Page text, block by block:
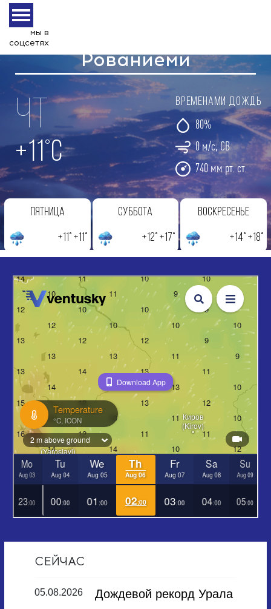
мы в
соцсетях
Рованиеми
Чт
+11°С
временами дождь
80%
0 м/с, СВ
740 мм рт. ст.
Пятница
+11° +11°
Суббота
+12° +17°
Воскресенье
+14° +18°
СЕЙЧАС
05.08.2026 Дождевой рекорд Урала